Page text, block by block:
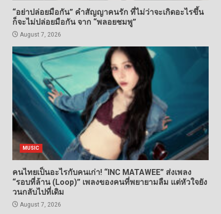
“อย่าปล่อยมือกัน” คำสัญญาคนรัก ที่ไม่ว่าจะเกิดอะไรขึ้น
ก็จะไม่ปล่อยมือกัน จาก “พลอยชมพู”
August 7, 2026
MUSIC
คนไทยเป็นอะไรกับคนเก่า! “INC MATAWEE” ส่งเพลง
“รอบที่ล้าน (Loop)” เพลงของคนที่พยายามลืม แต่หัวใจยัง
วนกลับไปที่เดิม
August 7, 2026